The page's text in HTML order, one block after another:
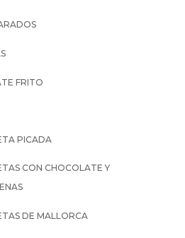
FRITO
PICADA
CON CHOCOLATE Y
DE MALLORCA